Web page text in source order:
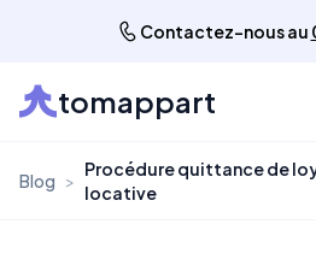
Contactez-nous au
tomappart
Blog >
Procédure quittance de
locative